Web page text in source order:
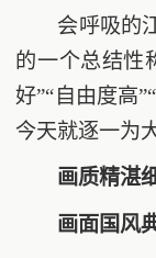
会呼吸的江
的一个总结性
好”“自由度高
今天就逐一为
画质精湛细
画面国风典